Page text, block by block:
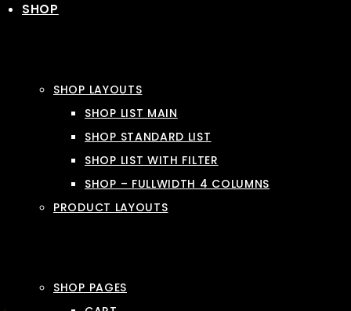
SHOP
SHOP LAYOUTS
SHOP LIST MAIN
SHOP STANDARD LIST
SHOP LIST WITH FILTER
SHOP – FULLWIDTH 4 COLUMNS
PRODUCT LAYOUTS
SHOP PAGES